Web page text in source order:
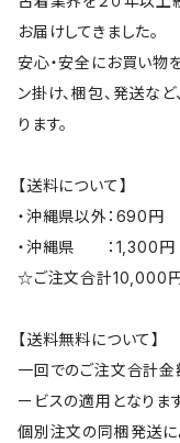
お届けしてきました。
安心・安全にお買い物
ン掛け、梱包、発送な
ります。
【送料について】
・沖縄県以外：690円
・沖縄県 ：1,300円
☆ご注文合計10,000
【送料無料について】
一回でのご注文合計
ービスの適用となります
個別注文の同梱発送